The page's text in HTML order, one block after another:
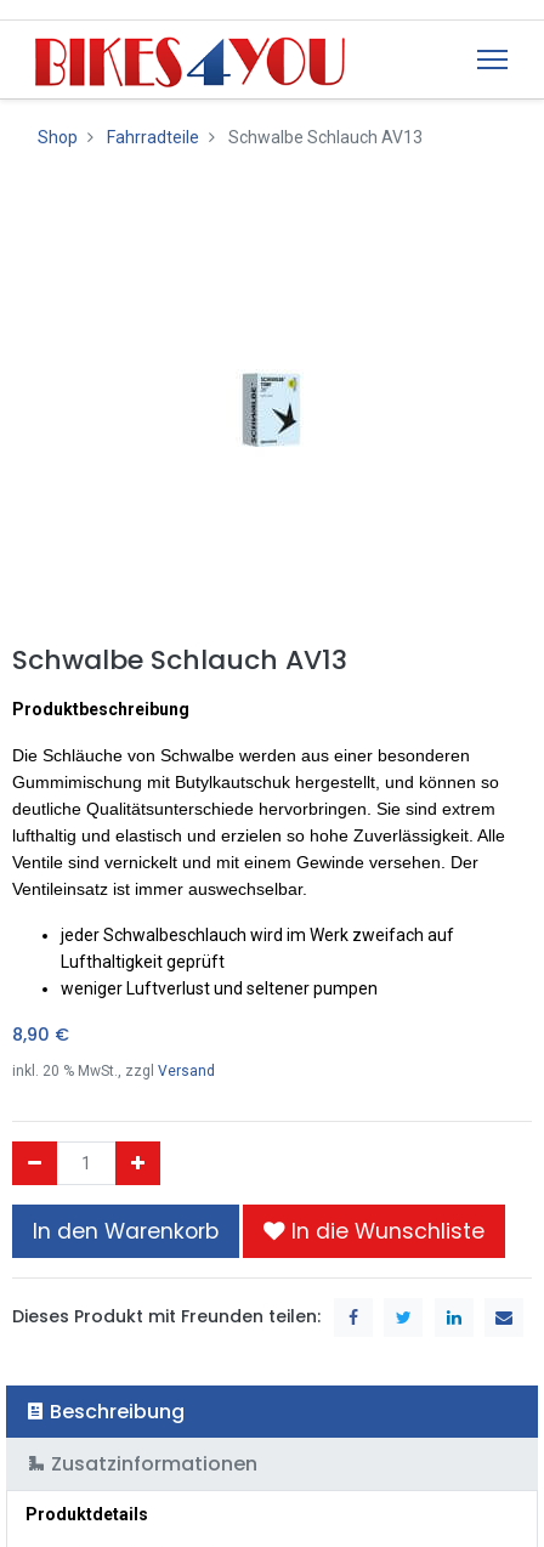
Shop Fahrradteile Schwalbe Schlauch AV13
Schwalbe Schlauch AV13
Produktbeschreibung
Die Schläuche von Schwalbe werden aus einer besonderen
Gummimischung mit Butylkautschuk hergestellt, und können so
deutliche Qualitätsunterschiede hervorbringen. Sie sind extrem
lufthaltig und elastisch und erzielen so hohe Zuverlässigkeit. Alle
Ventile sind vernickelt und mit einem Gewinde versehen. Der
Ventileinsatz ist immer auswechselbar.
jeder Schwalbeschlauch wird im Werk zweifach auf
Lufthaltigkeit geprüft
weniger Luftverlust und seltener pumpen
8,90 €
inkl. 20 % MwSt., zzgl Versand
In den Warenkorb In die Wunschliste
Dieses Produkt mit Freunden teilen:
Beschreibung
Zusatzinformationen
Produktdetails